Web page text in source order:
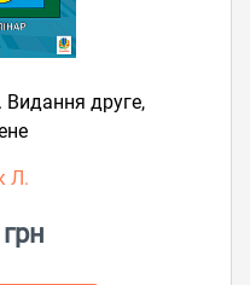
Видання друге,
Л.